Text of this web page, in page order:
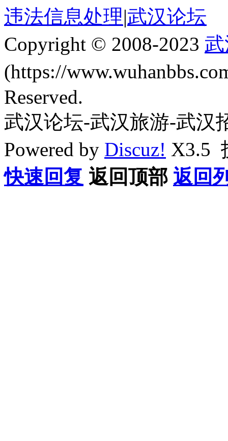
违法信息处理|武汉论坛
Copyright © 2008-2023
(https://
Reserved.
武汉论坛-武汉旅游-武汉
Powered by Discuz! X3.5
快速回复 返回顶部 返回